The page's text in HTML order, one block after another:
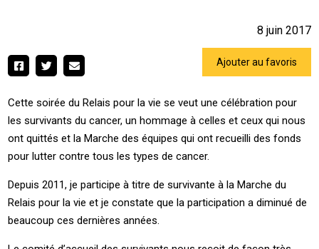
8 juin 2017
Ajouter au favoris
Cette soirée du Relais pour la vie se veut une célébration pour
les survivants du cancer, un hommage à celles et ceux qui nous
ont quittés et la Marche des équipes qui ont recueilli des fonds
pour lutter contre tous les types de cancer.
Depuis 2011, je participe à titre de survivante à la Marche du
Relais pour la vie et je constate que la participation a diminué de
beaucoup ces dernières années.